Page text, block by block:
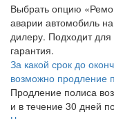
Выбрать опцию
аварии автомобиль
дилеру. Подходит
гарантия.
За какой срок до
возможно продление
Продление полиса
и в течение 30 дней